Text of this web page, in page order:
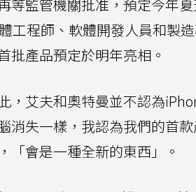
等監管機關批准，預定今年
工程師、軟體開發人員和製
批產品預定於明年亮相。
，艾夫和奧特曼並不認為
消失一樣，我認為我們的首
「會是一種全新的東西」。